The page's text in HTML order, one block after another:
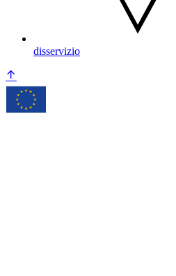
disservizio